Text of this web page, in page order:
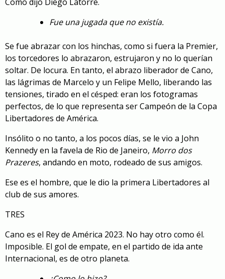
Fue una jugada que no existía.
Se fue abrazar con los hinchas, como si fuera la Premier,
los torcedores lo abrazaron, estrujaron y no lo querían
soltar. De locura. En tanto, el abrazo liberador de Cano,
las lágrimas de Marcelo y un Felipe Mello, liberando las
tensiones, tirado en el césped: eran los fotogramas
perfectos, de lo que representa ser Campeón de la Copa
Libertadores de América.
Insólito o no tanto, a los pocos días, se le vio a John
Kennedy en la favela de Rio de Janeiro, Morro dos
Prazeres, andando en moto, rodeado de sus amigos.
Ese es el hombre, que le dio la primera Libertadores al
club de sus amores.
TRES
Cano es el Rey de América 2023. No hay otro como él.
Imposible. El gol de empate, en el partido de ida ante
Internacional, es de otro planeta.